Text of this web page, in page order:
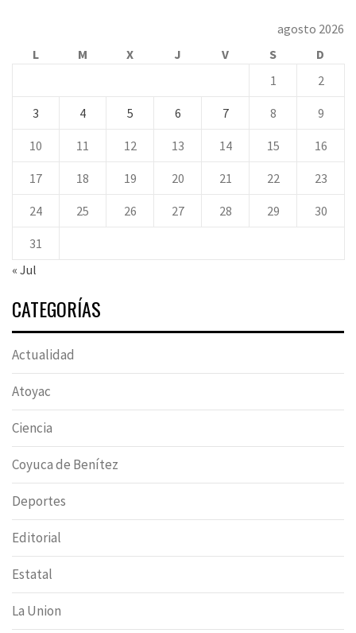
agosto 2026
L
M X J V S
D
1
2
3 4 5 6 7 8 9
10 11 12 13 14 15 16
17 18 19 20 21 22 23
24 25 26 27 28 29 30
31
« Jul
CATEGORÍAS
Actualidad
Atoyac
Ciencia
Coyuca de Benítez
Deportes
Editorial
Estatal
La Union